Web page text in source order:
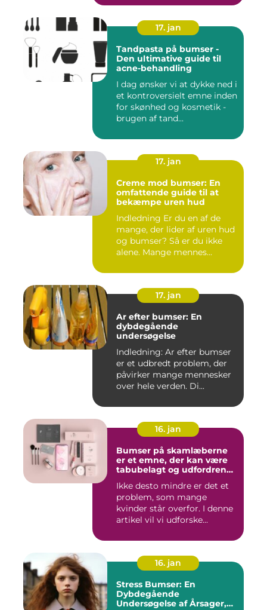
17. jan
Tandpasta på bumser -
Den ultimative guide til
acne-behandling
I dag ønsker vi at dykke ned i
et kontroversielt emne inden
for skønhed og kosmetik -
brugen af tand...
17. jan
Creme mod bumser: En
omfattende guide til at
bekæmpe uren hud
Indledning Er du en af de
mange, der lider af uren hud
og bumser? Så er du ikke
alene. Mange mennes...
17. jan
Ar efter bumser: En
dybdegående
undersøgelse
Indledning: Ar efter bumser
er et udbredt problem, der
påvirker mange mennesker
over hele verden. Di...
16. jan
Bumser på skamlæberne
er et emne, der kan være
tabubelagt og udfordrende
Ikke desto mindre er det et
problem, som mange
kvinder står overfor. I denne
artikel vil vi udforske...
16. jan
Stress Bumser: En
Dybdegående
Undersøgelse af Årsager,